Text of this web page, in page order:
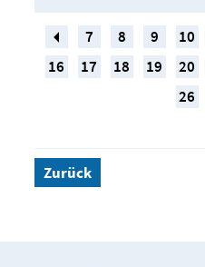
7 8 9 10
16
17 18 19 20
26
Zurück